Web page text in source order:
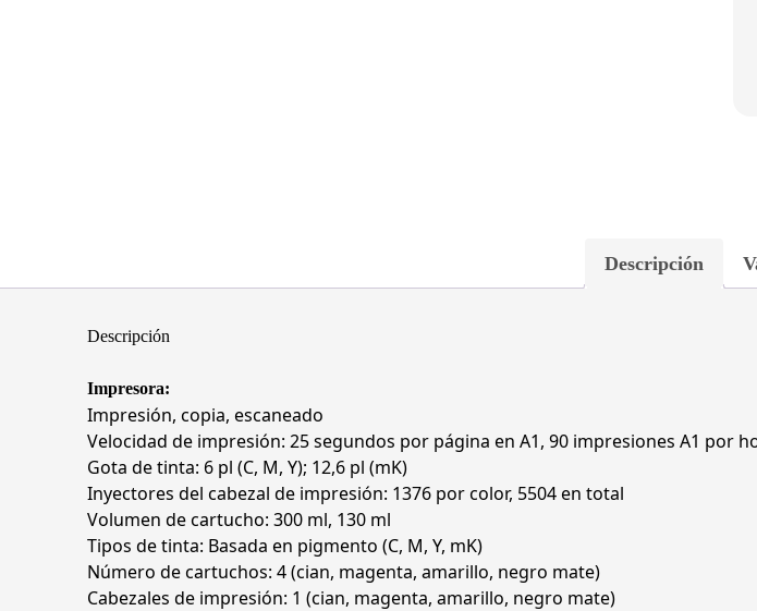
Descripción
Descripción
Impresora:
Impresión, copia, escaneado
Velocidad de impresión: 25 segundos por página en A1, 90 impresiones A1 por
Gota de tinta: 6 pl (C, M, Y); 12,6 pl (mK)
Inyectores del cabezal de impresión: 1376 por color, 5504 en total
Volumen de cartucho: 300 ml, 130 ml
Tipos de tinta: Basada en pigmento (C, M, Y, mK)
Número de cartuchos: 4 (cian, magenta, amarillo, negro mate)
Cabezales de impresión: 1 (cian, magenta, amarillo, negro mate)